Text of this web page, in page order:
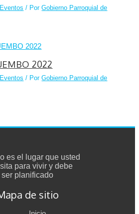
Eventos / PorGobierno Parroquial de
2022
Eventos / PorGobierno Parroquial de
es el lugar que usted
para vivir y debe
ser planificado
de sitio